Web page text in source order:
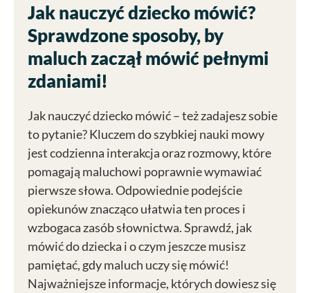
Jak nauczyć dziecko mówić?
Sprawdzone sposoby, by
maluch zaczął mówić pełnymi
zdaniami!
Jak nauczyć dziecko mówić – też zadajesz sobie
to pytanie? Kluczem do szybkiej nauki mowy
jest codzienna interakcja oraz rozmowy, które
pomagają maluchowi poprawnie wymawiać
pierwsze słowa. Odpowiednie podejście
opiekunów znacząco ułatwia ten proces i
wzbogaca zasób słownictwa. Sprawdź, jak
mówić do dziecka i o czym jeszcze musisz
pamiętać, gdy maluch uczy się mówić!
Najważniejsze informacje, których dowiesz się